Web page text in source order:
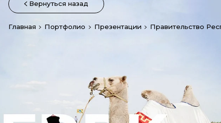
Вернуться назад
Главная Портфолио Презентации Правительство